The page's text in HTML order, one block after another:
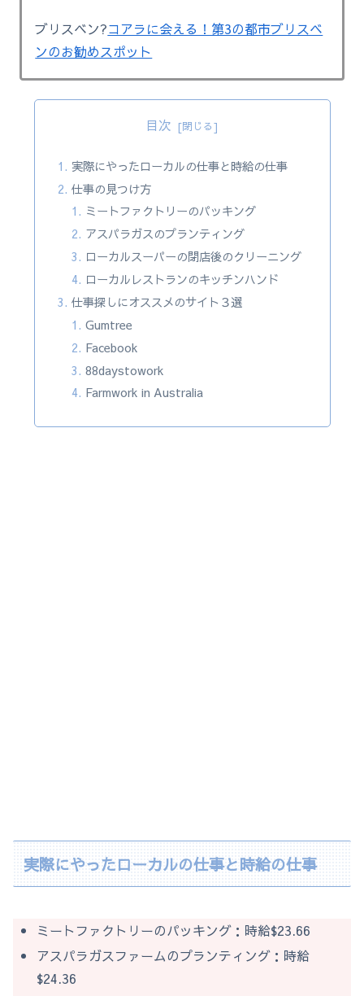
ブリスベン?コアラに会える！第3の都市ブリスベ
ンのお勧めスポット
目次
実際にやったローカルの仕事と時給の仕事
仕事の見つけ方
ミートファクトリーのパッキング
アスパラガスのプランティング
ローカルスーパーの閉店後のクリーニング
ローカルレストランのキッチンハンド
仕事探しにオススメのサイト３選
Gumtree
Facebook
88daystowork
Farmwork in Australia
実際にやったローカルの仕事と時給の仕事
ミートファクトリーのパッキング：時給$23.66
アスパラガスファームのプランティング：時給
$24.36